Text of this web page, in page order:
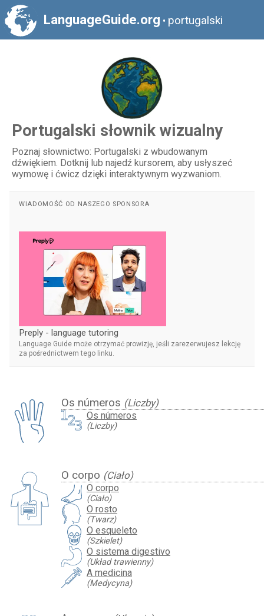
LanguageGuide.org • portugalski
Portugalski słownik wizualny
Poznaj słownictwo: Portugalski z wbudowanym
dźwiękiem. Dotknij lub najedź kursorem, aby usłyszeć
wymowę i ćwicz dzięki interaktywnym wyzwaniom.
Os números (Liczby)
Os números
(Liczby)
O corpo (Ciało)
O corpo
(Ciało)
O rosto
(Twarz)
O esqueleto
(Szkielet)
O sistema digestivo
(Układ trawienny)
A medicina
(Medycyna)
WIADOMOŚĆ OD NASZEGO SPONSORA
Preply - language tutoring
Language Guide może otrzymać prowizję, jeśli zarezerwujesz lekcję
za pośrednictwem tego linku.